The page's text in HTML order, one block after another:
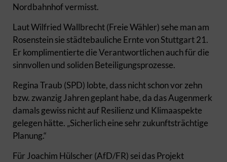
Nordbahnhof vermisst.
Laut Wilfried Wallbrecht (Freie Wähler) sehe man am
Rosenstein sie städtebauliche Ernte von Stuttgart 21.
Er komplimentierte die Verantwortlichen auch für die
sinnvollen und soliden Beteiligungsprozesse.
Regina Traub (SPD) lobte, dass nicht schon vor zehn
bzw. zwanzig Jahren geplant habe, da das Augenmerk
damals gewiss nicht auf Resilienz und Klimaaspekte
gelegen hätte. „Sicherlich eine sehr zukunftsträchtige
Planung.“
Für Joachim Hülscher (AfD/FR) sei das Projekt